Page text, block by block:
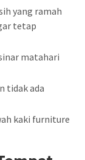
yang ramah
tetap
matahari
tidak ada
kaki furniture